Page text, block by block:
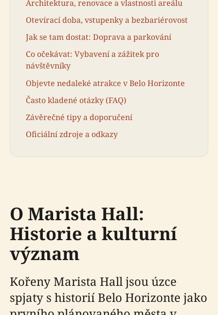
Architektura, renovace a vlastnosti areálu
Otevírací doba, vstupenky a bezbariérovost
Jak se tam dostat: Doprava a parkování
Co očekávat: Vybavení a zážitek pro
návštěvníky
Objevte nedaleké atrakce v Belo Horizonte
Často kladené otázky (FAQ)
Závěrečné tipy a doporučení
Oficiální zdroje a odkazy
O Marista Hall:
Historie a kulturní
význam
Kořeny Marista Hall jsou úzce
spjaty s historií Belo Horizonte jako